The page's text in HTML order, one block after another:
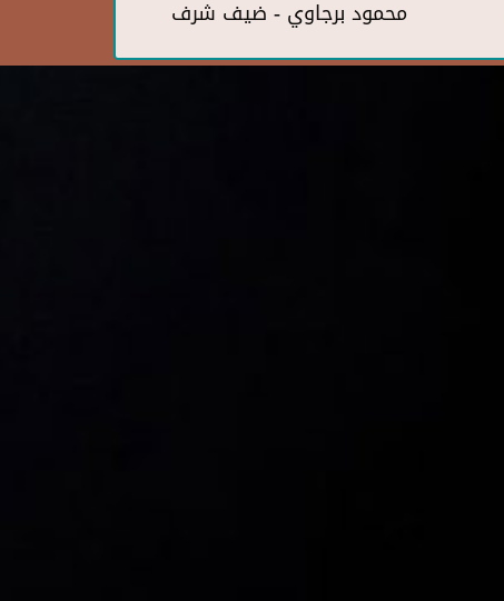
محمود برجاوي - ضيف شرف